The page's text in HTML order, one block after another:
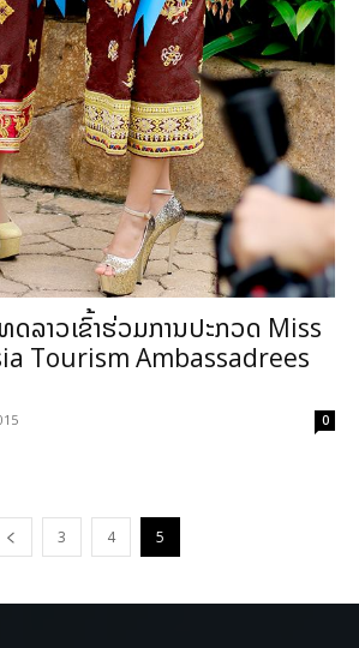
ດລາວເຂົ້າຮ່ວມການປະກວດ Miss
Tourism Ambassadrees
0
3 4 5